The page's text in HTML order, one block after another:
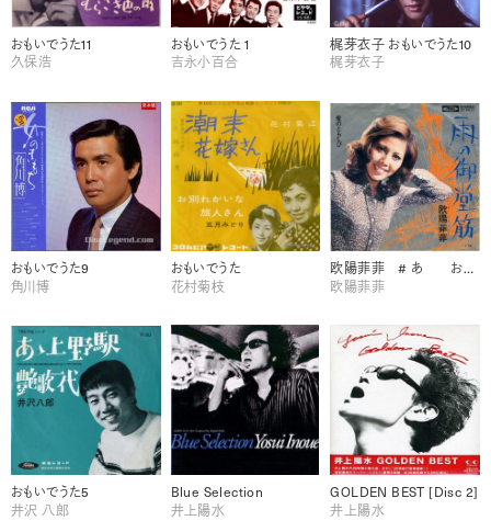
おもいでうた11
久保浩
おもいでうた 1
吉永小百合
梶芽衣子 おもいでうた10
梶芽衣子
おもいでうた9
角川博
おもいでうた
花村菊枝
欧陽菲菲 # あ おもいでうた5
欧陽菲菲
おもいでうた5
井沢 八郎
Blue Selection
井上陽水
GOLDEN BEST [Disc 2]
井上陽水